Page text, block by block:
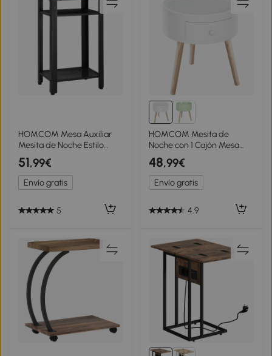
HOMCOM Mesa Auxiliar
Mesita de Noche Estilo
Industrial con 2 Estantes de
Rejilla de Metal y Pies
Ajustables para Salón
Dormitorio 45x35x75 cm
51,99€
Envío gratis
5
HOMCOM Mesita de
Noche con 1 Cajón Mesa
Auxiliar Redonda con
Borde Elevado y 3 Patas de
Madera para Dormitorio
Sala de Estar Estilo de
Blanco
48,99€
Envío gratis
4.9